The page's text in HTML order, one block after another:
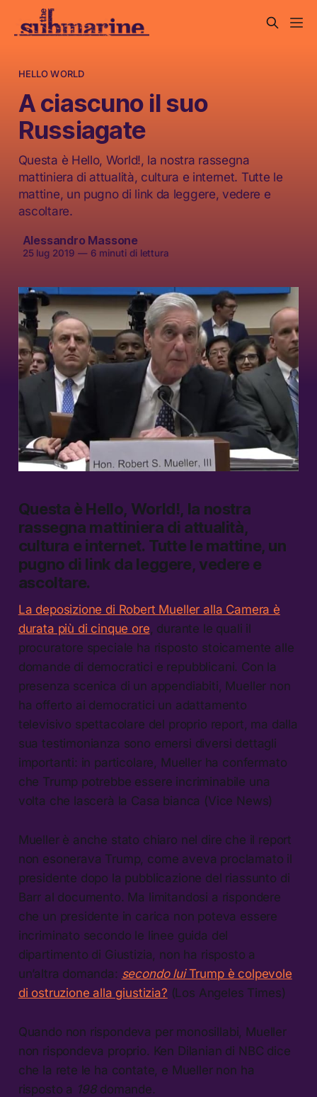
HELLO WORLD
A ciascuno il suo
Russiagate
Questa è Hello, World!, la nostra rassegna
mattiniera di attualità, cultura e internet. Tutte le
mattine, un pugno di link da leggere, vedere e
ascoltare.
Alessandro Massone
25 lug 2019 —6 minuti di lettura
Questa è Hello, World!, la nostra
rassegna mattiniera di attualità,
cultura e internet. Tutte le mattine, un
pugno di link da leggere, vedere e
ascoltare.
La deposizione di Robert Mueller alla Camera è
durata più di cinque ore , durante le quali il
procuratore speciale ha risposto stoicamente alle
domande di democratici e repubblicani. Con la
presenza scenica di un appendiabiti, Mueller non
ha offerto ai democratici un adattamento
televisivo spettacolare del proprio report, ma dalla
sua testimonianza sono emersi diversi dettagli
importanti: in particolare, Mueller ha confermato
che Trump potrebbe essere incriminabile una
volta che lascerà la Casa bianca (Vice News)
Mueller è anche stato chiaro nel dire che il report
non esonerava Trump, come aveva proclamato il
presidente dopo la pubblicazione del riassunto di
Barr al documento. Ma limitandosi a rispondere
che un presidente in carica non poteva essere
incriminato secondo le linee guida del
dipartimento di Giustizia, non ha risposto a
un’altra domanda: secondo luiTrump è colpevole
di ostruzione alla giustizia? (Los Angeles Times)
Quando non rispondeva per monosillabi, Mueller
non rispondeva proprio. Ken Dilanian di NBC dice
che la rete le ha contate, e Mueller non ha
risposto a 198domande.